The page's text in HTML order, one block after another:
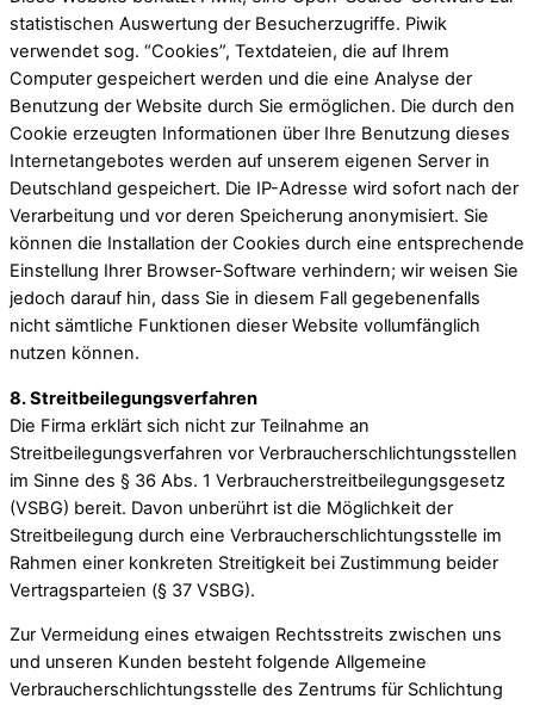
statistischen Auswertung der Besucherzugriffe. Piwik
verwendet sog. “Cookies”, Textdateien, die auf Ihrem
Computer gespeichert werden und die eine Analyse der
Benutzung der Website durch Sie ermöglichen. Die durch den
Cookie erzeugten Informationen über Ihre Benutzung dieses
Internetangebotes werden auf unserem eigenen Server in
Deutschland gespeichert. Die IP-Adresse wird sofort nach der
Verarbeitung und vor deren Speicherung anonymisiert. Sie
können die Installation der Cookies durch eine entsprechende
Einstellung Ihrer Browser-Software verhindern; wir weisen Sie
jedoch darauf hin, dass Sie in diesem Fall gegebenenfalls
nicht sämtliche Funktionen dieser Website vollumfänglich
nutzen können.
8. Streitbeilegungsverfahren
Die Firma erklärt sich nicht zur Teilnahme an
Streitbeilegungsverfahren vor Verbraucherschlichtungsstellen
im Sinne des § 36 Abs. 1 Verbraucherstreitbeilegungsgesetz
(VSBG) bereit. Davon unberührt ist die Möglichkeit der
Streitbeilegung durch eine Verbraucherschlichtungsstelle im
Rahmen einer konkreten Streitigkeit bei Zustimmung beider
Vertragsparteien (§ 37 VSBG).
Zur Vermeidung eines etwaigen Rechtsstreits zwischen uns
und unseren Kunden besteht folgende Allgemeine
Verbraucherschlichtungsstelle des Zentrums für Schlichtung